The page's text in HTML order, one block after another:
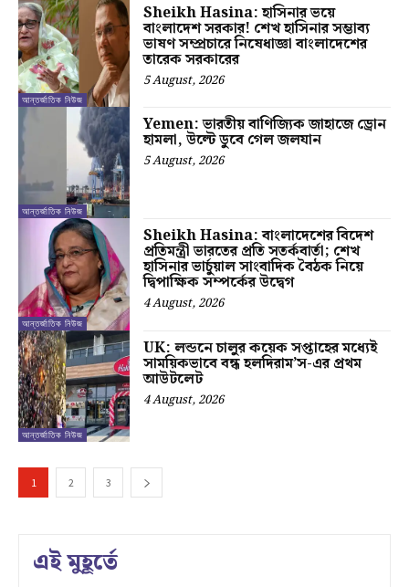
আন্তর্জাতিক নিউজ
Sheikh Hasina: হাসিনার ভয়ে
বাংলাদেশ সরকার! শেখ হাসিনার সম্ভাব্য
ভাষণ সম্প্রচারে নিষেধাজ্ঞা বাংলাদেশের
তারেক সরকারের
5 August, 2026
আন্তর্জাতিক নিউজ
Yemen: ভারতীয় বাণিজ্যিক জাহাজে ড্রোন
হামলা, উল্টে ডুবে গেল জলযান
5 August, 2026
আন্তর্জাতিক নিউজ
Sheikh Hasina: বাংলাদেশের বিদেশ
প্রতিমন্ত্রী ভারতের প্রতি সতর্কবার্তা; শেখ
হাসিনার ভার্চুয়াল সাংবাদিক বৈঠক নিয়ে
দ্বিপাক্ষিক সম্পর্কের উদ্বেগ
4 August, 2026
আন্তর্জাতিক নিউজ
UK: লন্ডনে চালুর কয়েক সপ্তাহের মধ্যেই
সাময়িকভাবে বন্ধ হলদিরাম’স-এর প্রথম
আউটলেট
4 August, 2026
1 2 3
এই মুহূর্তে